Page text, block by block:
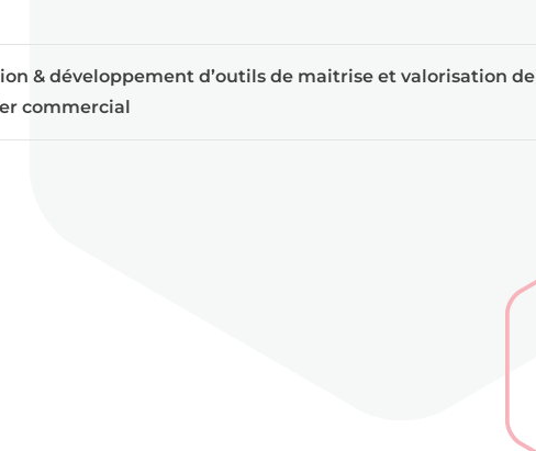
& développement d’outils de maitrise et valorisation de
commercial